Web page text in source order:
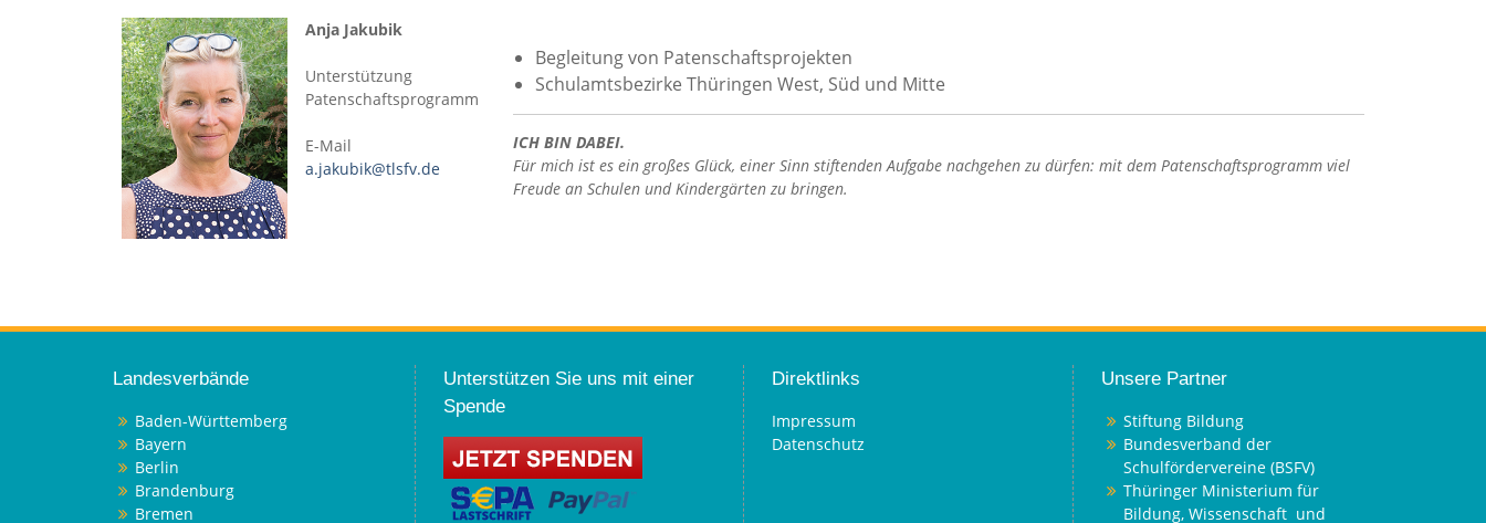
Anja Jakubik
Unterstützung
Patenschaftsprogramm
E-Mail
a.jakubik@tlsfv.de
Begleitung von Patenschaftsprojekten
Schulamtsbezirke Thüringen West, Süd und Mitte
ICH BIN DABEI.
Für mich ist es ein großes Glück, einer Sinn stiftenden Aufgabe nachgehen zu dürfen: mit dem Patenschaftsprogramm viel
Freude an Schulen und Kindergärten zu bringen.
Landesverbände
Baden-Württemberg
Bayern
Berlin
Brandenburg
Bremen
Unterstützen Sie uns mit einer
Spende
Direktlinks
Impressum
Datenschutz
Unsere Partner
Stiftung Bildung
Bundesverband der
Schulfördervereine (BSFV)
Thüringer Ministerium für
Bildung, Wissenschaft und